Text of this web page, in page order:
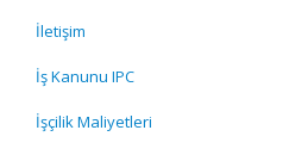
İletişim
İş Kanunu IPC
İşçilik Maliyetleri